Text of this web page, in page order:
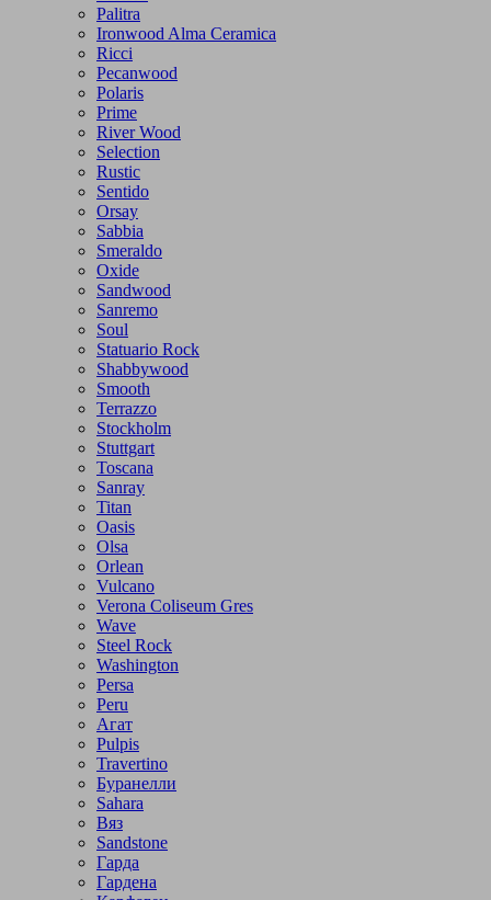
Palitra
Ironwood Alma Ceramica
Ricci
Pecanwood
Polaris
Prime
River Wood
Selection
Rustic
Sentido
Orsay
Sabbia
Smeraldo
Oxide
Sandwood
Sanremo
Soul
Statuario Rock
Shabbywood
Smooth
Terrazzo
Stockholm
Stuttgart
Toscana
Sanray
Titan
Oasis
Olsa
Orlean
Vulcano
Verona Coliseum Gres
Wave
Steel Rock
Washington
Persa
Peru
Агат
Pulpis
Travertino
Буранелли
Sahara
Вяз
Sandstone
Гарда
Гардена